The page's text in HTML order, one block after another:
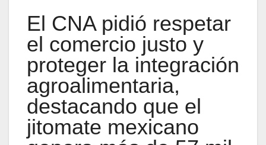
El CNA pidió respetar
el comercio justo y
proteger la integración
agroalimentaria,
destacando que el
jitomate mexicano